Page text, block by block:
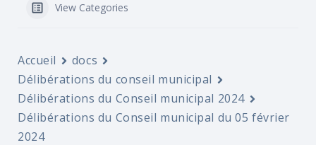
View Categories
Accueil
docs
Délibérations du conseil municipal
Délibérations du Conseil municipal 2024
Délibérations du Conseil municipal du 05 février
2024